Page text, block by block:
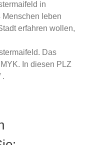
in
Menschen leben
erfahren wollen,
Das
In diesen PLZ
.